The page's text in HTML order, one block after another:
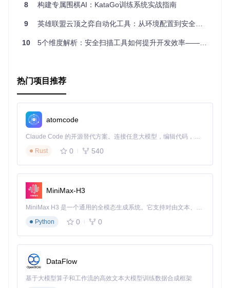
GitHub 项目地址
🌟 Star 该项目以支持其发展
8 构建专属围棋AI：KataGo训练系统实战指南
9 英雄联盟云顶之弈自动化工具：从环境配置到安全运行全攻略
10 5个维度解析：安全扫描工具如何提升开发效率——基于开发者体验的创新实践
热门项目推荐
atomcode
Claude Code 的开源替代方案。连接任意大模型，编辑代码，运行命令，自动验证 — 全自动执行。用 Rust 构建，极致性能。 ｜ An open-source alternative to Claude Code. Connect any LLM, edit code, run commands, and verify changes — autonomously. Built in Rust for speed. Get Started
Rust
0 540
MiniMax-H3
MiniMax H3 是一个通用的全模态生成系统。它支持对由文本、图像、视频和音频组成的多模态上下文进行统一理解，并能生成分辨率高达 2K、时长可达 15 秒的带原生立体声音频的视频。得益于面向任务泛化的系统设计，H3 在预训练阶段就已具备广泛的多模态上下文理解与生成能力，能够出色地执行复杂的多模态指令。
Python
0 0
DataFlow
基于大模型算子和工作流的高效文本大模型训练数据合成框架